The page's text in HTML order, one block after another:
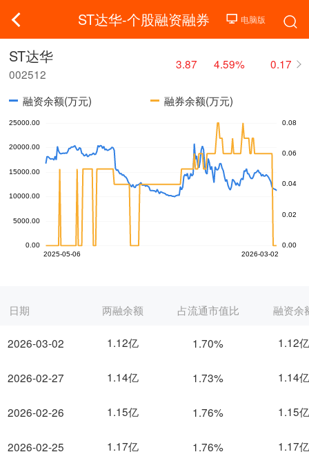
ST达华-个股融资融券
ST达华
002512
3.87 4.59% 0.17
融资余额(万元) 融券余额(万元)
日期
2026-03-02
2026-02-27
2026-02-26
2026-02-25
两融余额 占流通市值比 融资余
1.12亿 1.70% 1.12亿
1.14亿 1.73% 1.14亿
1.15亿 1.76% 1.15亿
1.17亿 1.76% 1.17亿